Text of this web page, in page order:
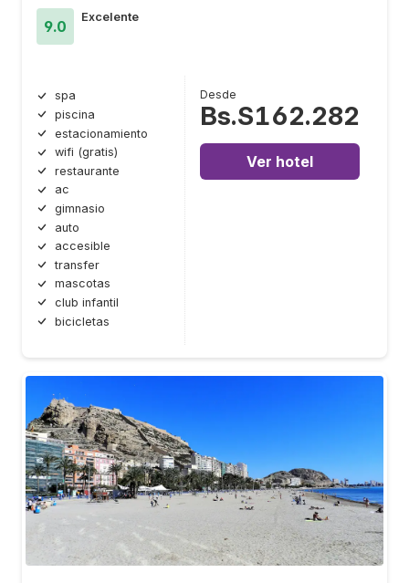
9.0
Excelente
spa
piscina
estacionamiento
wifi (gratis)
restaurante
ac
gimnasio
auto
accesible
transfer
mascotas
club infantil
bicicletas
Desde
Bs.S162.282
Ver hotel